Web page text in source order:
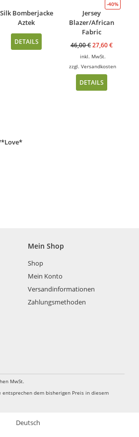
Silk Bomberjacke
Aztek
DETAILS
-40%
Jersey
Blazer/African
Fabric
46,00€27,60€
inkl. MwSt.
zzgl.Versandkosten
DETAILS
*Love*
Mein Shop
Shop
Mein Konto
Versandinformationen
Zahlungsmethoden
MwSt.
entsprechen dem bisherigen Preis in diesem
Deutsch